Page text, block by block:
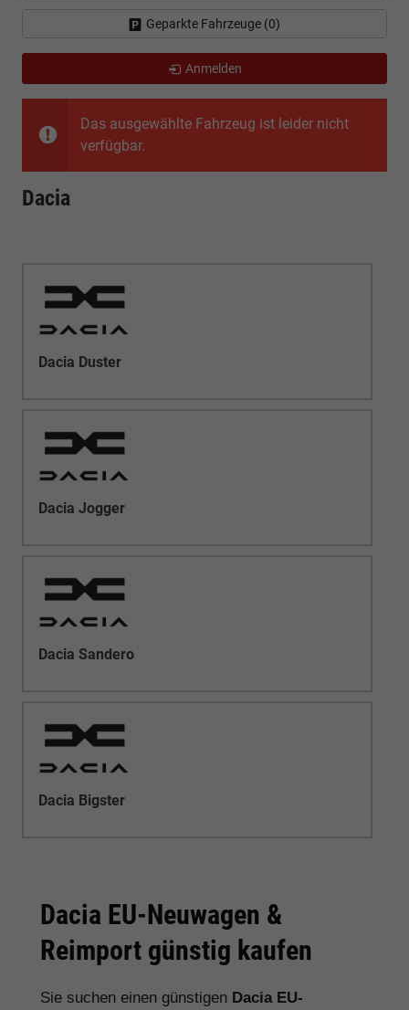
Das ausgewählte Fahrzeug ist leider nicht
verfügbar.
Dacia
Dacia Duster
Dacia Jogger
Dacia Sandero
Dacia Bigster
Dacia EU-Neuwagen &
Reimport günstig kaufen
Sie suchen einen günstigen Dacia EU-
Geparkte Fahrzeuge (0)
Anmelden